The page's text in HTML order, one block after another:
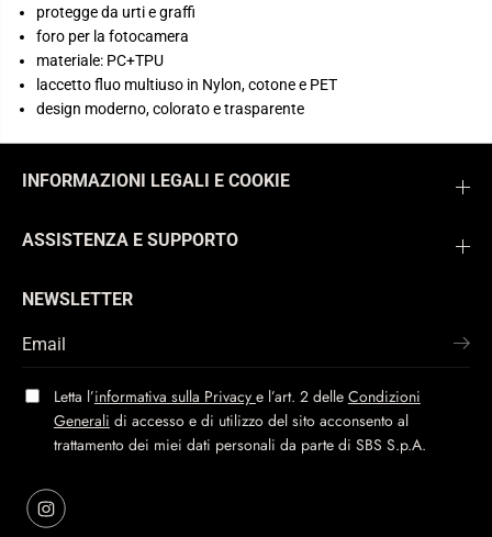
protegge da urti e graffi
foro per la fotocamera
materiale: PC+TPU
laccetto fluo multiuso in Nylon, cotone e PET
design moderno, colorato e trasparente
INFORMAZIONI LEGALI E COOKIE
ASSISTENZA E SUPPORTO
NEWSLETTER
Letta l’informativa sulla Privacy e l’art. 2 delle Condizioni
Generali di accesso e di utilizzo del sito acconsento al
trattamento dei miei dati personali da parte di SBS S.p.A.